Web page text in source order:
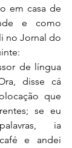
em casa de
e como
no Jornal do
de língua
disse cá
que
se eu
ia
e andei